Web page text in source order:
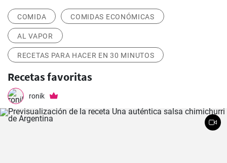
COMIDA COMIDAS ECONÓMICAS
AL VAPOR
RECETAS PARA HACER EN 30 MINUTOS
Recetas favoritas
ronik